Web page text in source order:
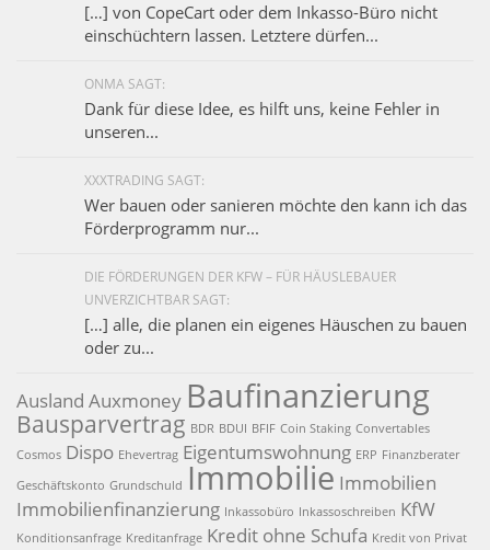
[…] von CopeCart oder dem Inkasso-Büro nicht
einschüchtern lassen. Letztere dürfen...
ONMA SAGT:
Dank für diese Idee, es hilft uns, keine Fehler in
unseren...
XXXTRADING SAGT:
Wer bauen oder sanieren möchte den kann ich das
Förderprogramm nur...
DIE FÖRDERUNGEN DER KFW – FÜR HÄUSLEBAUER
UNVERZICHTBAR SAGT:
[…] alle, die planen ein eigenes Häuschen zu bauen
oder zu...
Ausland Auxmoney Baufinanzierung
Bausparvertrag BDR BDUI BFIF Coin Staking Convertables
Cosmos Dispo Ehevertrag Eigentumswohnung ERP Finanzberater
Geschäftskonto Grundschuld Immobilie Immobilien
Immobilienfinanzierung Inkassobüro Inkassoschreiben KfW
Konditionsanfrage Kreditanfrage Kredit ohne Schufa Kredit von Privat